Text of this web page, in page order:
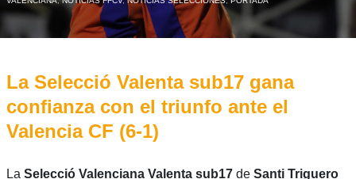
La Selecció Valenta sub17 gana
confianza con el triunfo ante el
Valencia CF (6-1)
LaSelecció Valenciana Valenta sub17de Santi Triguero